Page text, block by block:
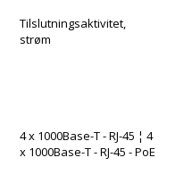
Tilslutningsaktivitet,
strøm
4 x 1000Base-T - RJ-45 ¦ 4
x 1000Base-T - RJ-45 - PoE